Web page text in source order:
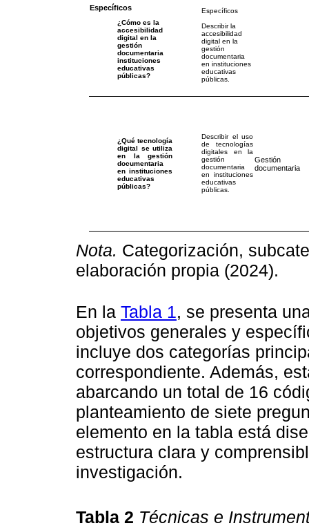
Específicos
¿Cómo es la
accesibilidad
digital en la
gestión
documentaria
instituciones
educativas
públicas?
Específicos
Describir la
accesibilidad
digital en la
gestión
documentaria
en instituciones
educativas
públicas.
¿Qué tecnología
digital se utiliza
en la gestión
documentaria
en instituciones
educativas
públicas?
Describir el uso
de tecnologías
digitales en la
gestión
documentaria
en instituciones
educativas
públicas.
Gestión
documentaria
Nota. Categorización,
elaboración propia (2024).
En la Tabla 1, se presenta
objetivos generales y
incluye dos categorías
correspondiente. Además,
abarcando un total de 16
planteamiento de siete
elemento en la tabla está
estructura clara y
investigación.
Tabla 2 Técnicas e